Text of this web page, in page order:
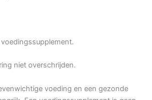
niet overschrijden.
voeding en een gezonde